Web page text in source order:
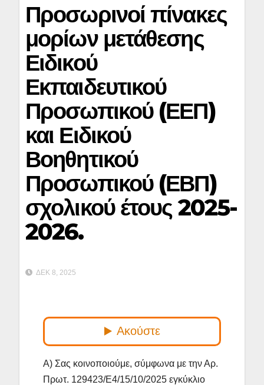
Προσωρινοί πίνακες
μορίων μετάθεσης
Ειδικού
Εκπαιδευτικού
Προσωπικού (ΕΕΠ)
και Ειδικού
Βοηθητικού
Προσωπικού (ΕΒΠ)
σχολικού έτους 2025-
2026.
ΔΕΚ 8, 2025
Α) Σας κοινοποιούμε, σύμφωνα με την Αρ.
Πρωτ. 129423/Ε4/15/10/2025 εγκύκλιο